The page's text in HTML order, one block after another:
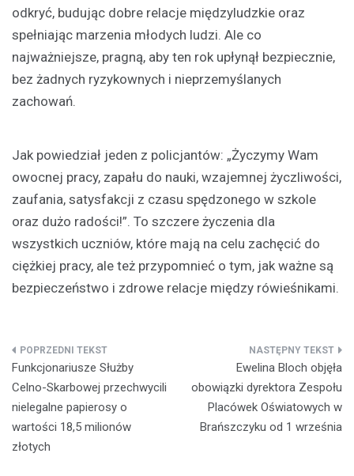
odkryć, budując dobre relacje międzyludzkie oraz
spełniając marzenia młodych ludzi. Ale co
najważniejsze, pragną, aby ten rok upłynął bezpiecznie,
bez żadnych ryzykownych i nieprzemyślanych
zachowań.
Jak powiedział jeden z policjantów: „Życzymy Wam
owocnej pracy, zapału do nauki, wzajemnej życzliwości,
zaufania, satysfakcji z czasu spędzonego w szkole
oraz dużo radości!”. To szczere życzenia dla
wszystkich uczniów, które mają na celu zachęcić do
ciężkiej pracy, ale też przypomnieć o tym, jak ważne są
bezpieczeństwo i zdrowe relacje między rówieśnikami.
Nawigacja
wpisu
Funkcjonariusze Służby
Celno-Skarbowej przechwycili
nielegalne papierosy o
wartości 18,5 milionów
złotych
Ewelina Bloch objęła
obowiązki dyrektora Zespołu
Placówek Oświatowych w
Brańszczyku od 1 września